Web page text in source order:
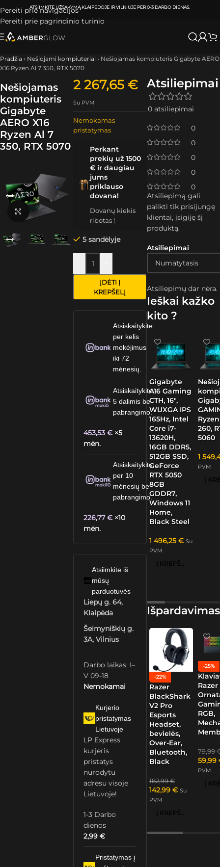
Pereiti prie navigacijos
Pereiti prie pagrindinio turinio
ATSIIMKITE UŽSAKYMĄKLAIPĖDOJE IR VILNIUJE PER0-3 DARBO DIENAS.
Pradžia › Nešiojami kompiuteriai › Nešiojamas kompiuteris Gigabyte AERO
X16 Ryzen Al 7 350, RTX 5070
Nešiojamas
kompiuteris
Gigabyte
AERO X16
Ryzen Al 7
350, RTX 5070
Spustelėkite, kad padidintumėte
2 267,65€
Su PVM
Nemokamas
pristatymas
Perkant
prekių už 1500
€ ir daugiau
jums
priklauso
dovana!
Dovanų kiekis
ribotas !
5 sandėlyje
ĮDĖTI Į
KREPŠELĮ
Atsiskaitykite
per kelis
mokėjimus
iki 72
mėnesių.
Atsiskaitykite
5 dalimis be
pabrangimo.
453,53€ ×5
mėn.
Atsiskaitykite
per 10
mėnesių be
pabrangimo.
226,77€ ×10
mėn.
Atsiimkite iš
mūsų
parduotuvės
Liepų g. 64,
Klaipėda
Šeimyniškių g.
3A, Vilnius
Darbo laikas: I–
V 09-18
Nemokamai
Kurjerio
pristatymas
Lietuvoje
LP Express
kurjeris
pristatys
nurodytu
adresu visoje
Lietuvoje!
1-3 Darbo
dienos
2,99€
Pristatymas į
Atsiliepimai
0 atsiliepimai
0
0
0
0
0
Atsiliepimai
Atsiliepimų dar nėra.
Atsiliepimą gali
palikti tik prisijungę
klientai, įsigiję šį
produktą.
Ieškai kažko
kito ?
Gigabyte
A16 Gaming
CTH, 16″,
WUXGA IPS
165Hz, Intel
Core i7-
13620H,
16GB DDR5,
512GB SSD,
GeForce
RTX 5050
8GB
GDDR7,
Windows 11
Home,
Black Steel
1 496,25 € Su
PVM
Į KREPŠELĮ
260,
5060
1
PVM
Išpardavimas
-22%
Razer
BlackShark
V2 Pro
Esports
Headset,
bevielės,
Over-Ear,
Bluetooth,
Black
182,99€
142,99 € Su
PVM
Į KREPŠELĮ
-25%
Razer
RGB,
79,99
59,99
PVM